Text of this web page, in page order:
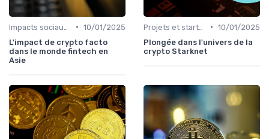
• 10/01/2025
L'impact de crypto facto
dans le monde fintech en
Asie
• 10/01/2025
Plongée dans l'univers de la
crypto Starknet